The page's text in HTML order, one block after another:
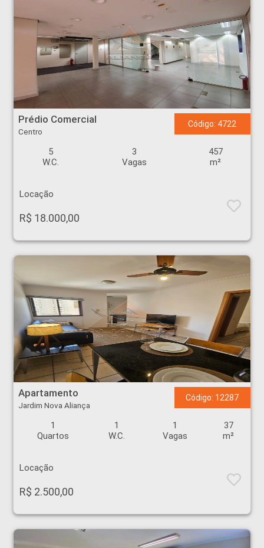
Prédio Comercial
Centro
Código: 4722
5
W.C.
3
Vagas
457
m²
Locação
R$ 18.000,00
Apartamento - Jardim Nova Aliança - Ribeirão Preto
Apartamento
Jardim Nova Aliança
Código: 12287
1
Quartos
1
W.C.
1
Vagas
37
m²
Locação
R$ 2.500,00